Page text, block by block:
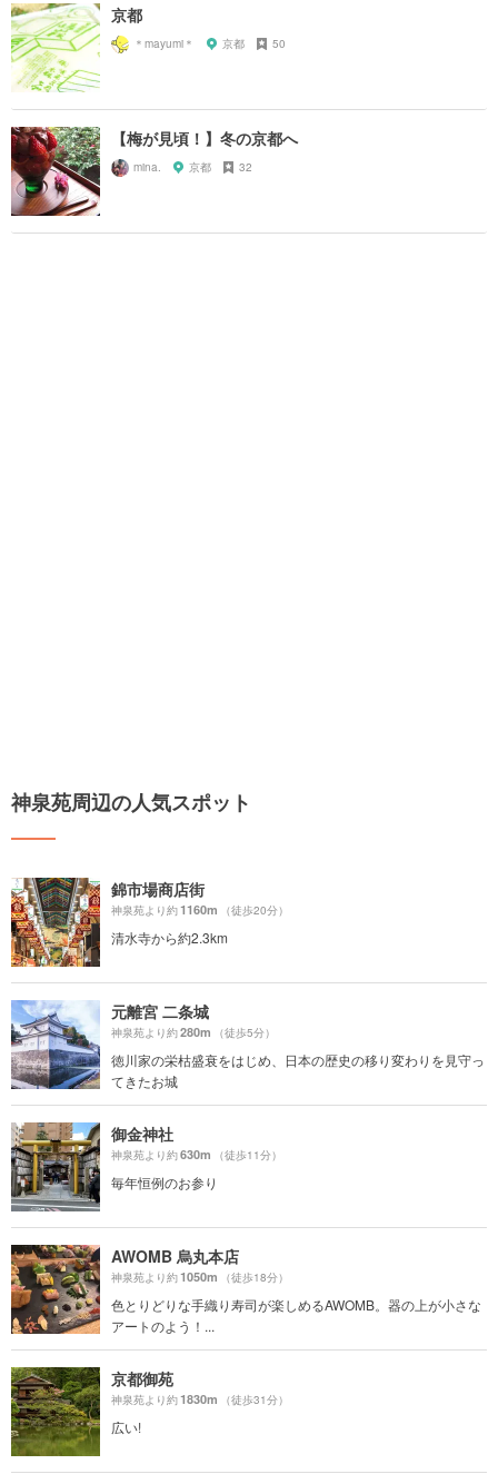
京都
＊mayumi＊ 京都 50
【梅が見頃！】冬の京都へ
mina. 京都 32
神泉苑周辺の人気スポット
錦市場商店街
神泉苑より約1160m （徒歩20分）
清水寺から約2.3km
元離宮 二条城
神泉苑より約280m （徒歩5分）
徳川家の栄枯盛衰をはじめ、日本の歴史の移り変わりを見守っ
てきたお城
御金神社
神泉苑より約630m （徒歩11分）
毎年恒例のお参り
AWOMB 烏丸本店
神泉苑より約1050m （徒歩18分）
色とりどりな手織り寿司が楽しめるAWOMB。器の上が小さな
アートのよう！...
京都御苑
神泉苑より約1830m （徒歩31分）
広い!